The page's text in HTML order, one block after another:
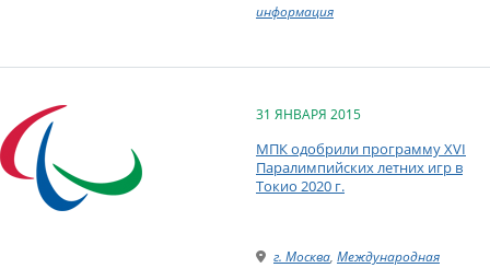
информация
31 ЯНВАРЯ 2015
МПК одобрили программу XVI
Паралимпийских летних игр в
Токио 2020 г.
г. Москва, Международная